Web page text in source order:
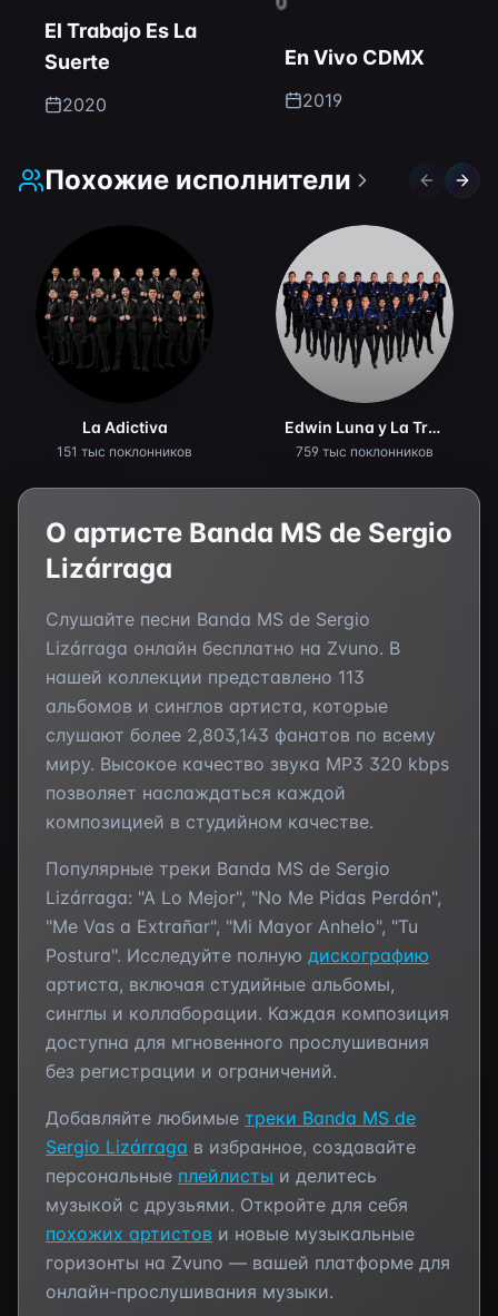
El Trabajo Es La
Suerte
2020
En Vivo CDMX
2019
Похожие исполнители Previous
La Adictiva
151 тыс поклонников
Edwin Luna y La Trakalosa de Monterrey
759 тыс поклонников
О артисте Banda MS de Sergio
Lizárraga
Слушайте песни Banda MS de Sergio
Lizárraga онлайн бесплатно на Zvuno. В
нашей коллекции представлено 113
альбомов и синглов артиста, которые
слушают более 2,803,143 фанатов по всему
миру. Высокое качество звука MP3 320 kbps
позволяет наслаждаться каждой
композицией в студийном качестве.
Популярные треки Banda MS de Sergio
Lizárraga: "A Lo Mejor", "No Me Pidas Perdón",
"Me Vas a Extrañar", "Mi Mayor Anhelo", "Tu
Postura". Исследуйте полную дискографию
артиста, включая студийные альбомы,
синглы и коллаборации. Каждая композиция
доступна для мгновенного прослушивания
без регистрации и ограничений.
Добавляйте любимые треки Banda MS de
Sergio Lizárraga в избранное, создавайте
персональные плейлисты и делитесь
музыкой с друзьями. Откройте для себя
похожих артистов и новые музыкальные
горизонты на Zvuno — вашей платформе для
онлайн-прослушивания музыки.